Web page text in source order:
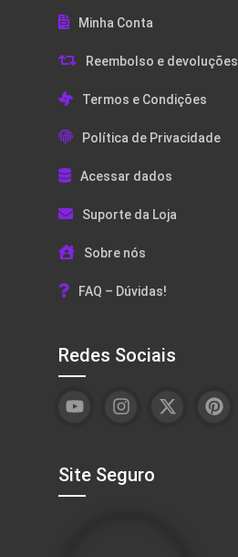
Minha Conta
Reembolso e devoluções
Termos e Condições
Política de Privacidade
Acessar dados
Suporte da Loja
Sobre nós
FAQ – Dúvidas!
Redes Sociais
Site Seguro